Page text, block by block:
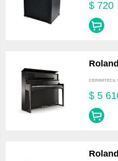
$ 720
свяжитесь
$ 5